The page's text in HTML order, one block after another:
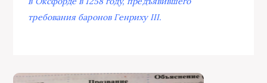
требования баронов Генриху III.